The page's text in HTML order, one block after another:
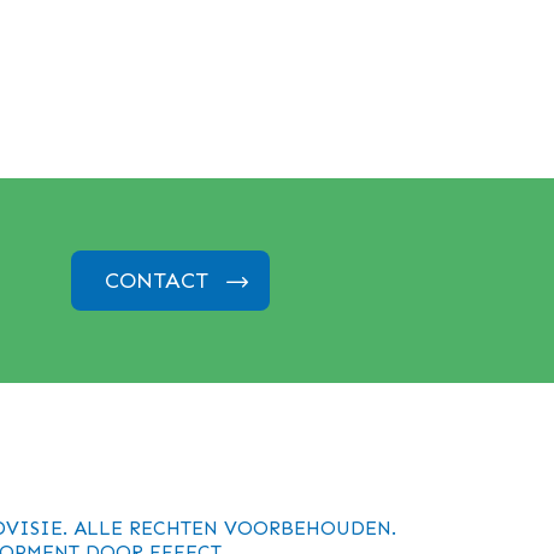
CONTACT
ALLE RECHTEN VOORBEHOUDEN.